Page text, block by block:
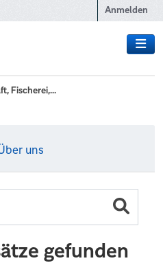
Anmelden
Fischerei,...
uns
gefunden